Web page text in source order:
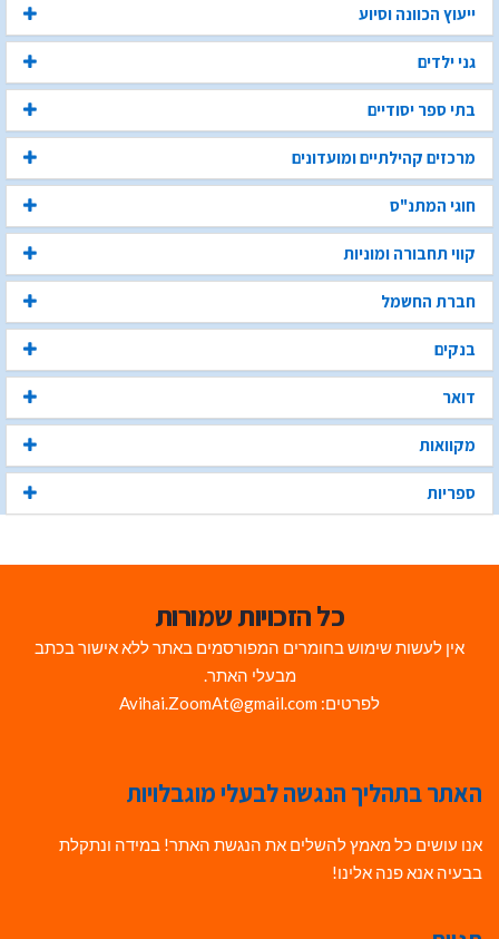
ייעוץ הכוונה וסיוע
גני ילדים
בתי ספר יסודיים
מרכזים קהילתיים ומועדונים
חוגי המתנ"ס
קווי תחבורה ומוניות
חברת החשמל
בנקים
דואר
מקוואות
ספריות
כל הזכויות שמורות
אין לעשות שימוש בחומרים המפורסמים באתר ללא אישור בכתב
מבעלי האתר.
לפרטים: Avihai.ZoomAt@gmail.com
האתר בתהליך הנגשה לבעלי מוגבלויות
אנו עושים כל מאמץ להשלים את הנגשת האתר! במידה ונתקלת
בבעיה אנא פנה אלינו!